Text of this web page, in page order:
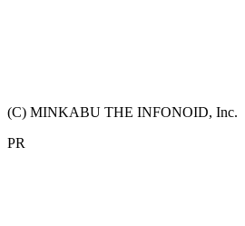
(C) MINKABU THE INFONOID, Inc.
PR